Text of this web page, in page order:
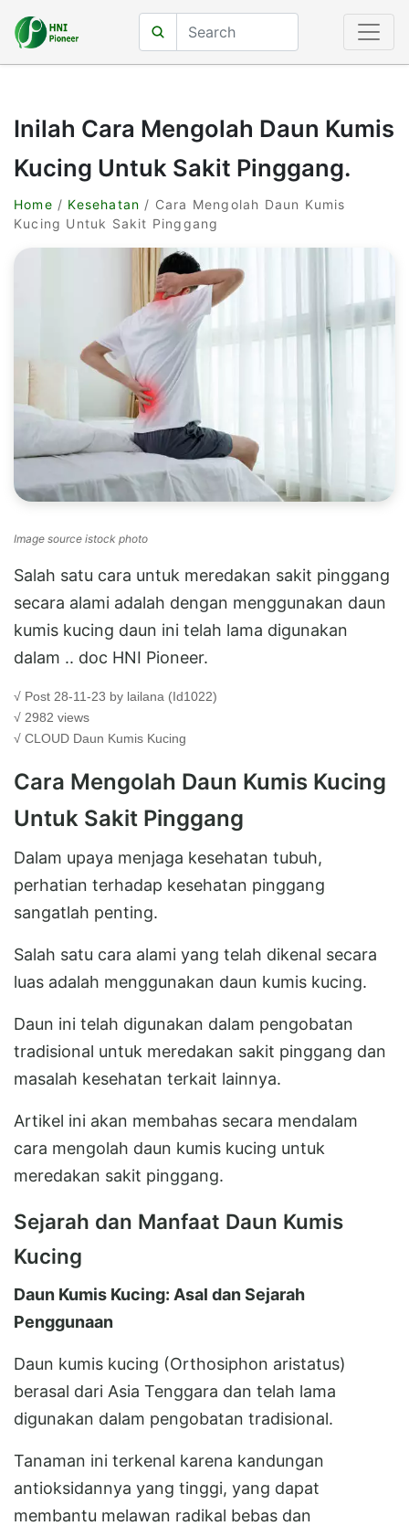
Inilah Cara Mengolah Daun Kumis
Kucing Untuk Sakit Pinggang.
Home / Kesehatan / Cara Mengolah Daun Kumis
Kucing Untuk Sakit Pinggang
Image source istock photo
Salah satu cara untuk meredakan sakit pinggang
secara alami adalah dengan menggunakan daun
kumis kucing daun ini telah lama digunakan
dalam .. doc HNI Pioneer.
√ Post 28-11-23 by lailana (Id1022)
√ 2982 views
√ CLOUD Daun Kumis Kucing
Cara Mengolah Daun Kumis Kucing
Untuk Sakit Pinggang
Dalam upaya menjaga kesehatan tubuh,
perhatian terhadap kesehatan pinggang
sangatlah penting.
Salah satu cara alami yang telah dikenal secara
luas adalah menggunakan daun kumis kucing.
Daun ini telah digunakan dalam pengobatan
tradisional untuk meredakan sakit pinggang dan
masalah kesehatan terkait lainnya.
Artikel ini akan membahas secara mendalam
cara mengolah daun kumis kucing untuk
meredakan sakit pinggang.
Sejarah dan Manfaat Daun Kumis
Kucing
Daun Kumis Kucing: Asal dan Sejarah
Penggunaan
Daun kumis kucing (Orthosiphon aristatus)
berasal dari Asia Tenggara dan telah lama
digunakan dalam pengobatan tradisional.
Tanaman ini terkenal karena kandungan
antioksidannya yang tinggi, yang dapat
membantu melawan radikal bebas dan